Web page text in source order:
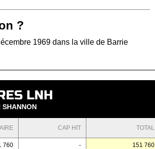
?
1969 dans la ville de Barrie
LNH
SHANNON
CAP HIT TOTAL
760 - 151 760